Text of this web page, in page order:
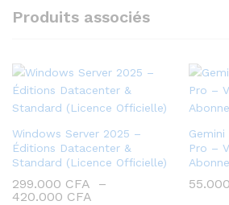
Produits associés
Windows Server 2025 –
Éditions Datacenter &
Standard (Licence Officielle)
299.000 CFA
–
420.000 CFA
Pro –
55.000